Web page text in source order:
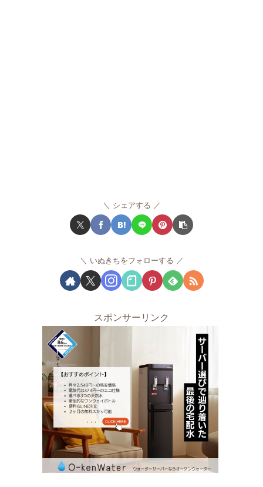
シェアする
いぬきちをフォローする
スポンサーリンク